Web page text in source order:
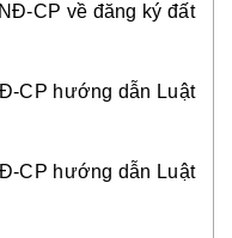
CP về đăng ký đất
CP hướng dẫn Luật
CP hướng dẫn Luật